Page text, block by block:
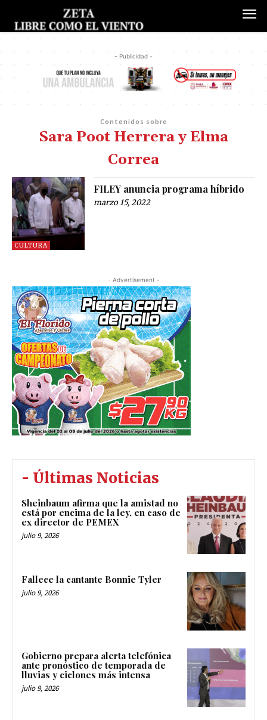
- Publicidad -
Contenidos sobre
Sara Poot Herrera y Elma
Correa
CULTURA
FILEY anuncia programa híbrido
marzo 15, 2022
- Advertisement -
- Últimas Noticias
Sheinbaum afirma que la amistad no
está por encima de la ley, en caso de
ex director de PEMEX
julio 9, 2026
Fallece la cantante Bonnie Tyler
julio 9, 2026
Gobierno prepara alerta telefónica
ante pronóstico de temporada de
lluvias y ciclones más intensa
julio 9, 2026